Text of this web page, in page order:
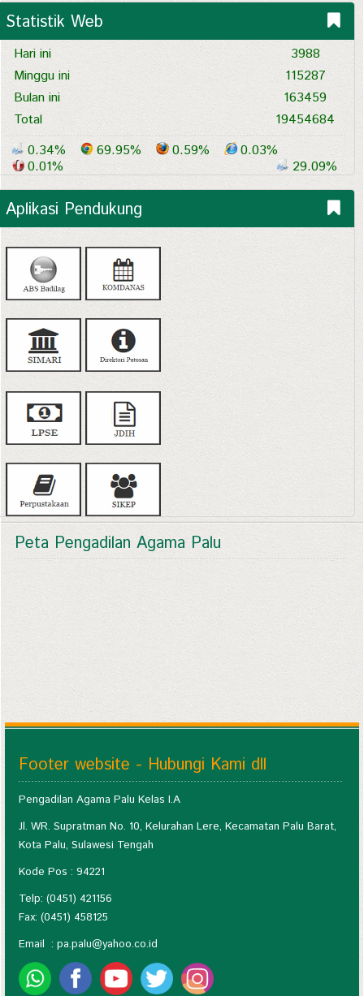
Statistik Web
Hari ini
Minggu ini
Bulan ini
Total
3988
115287
163459
19454684
0.34%
69.95% 0.59%
0.03%
0.01%
29.09%
Aplikasi Pendukung
Peta Pengadilan Agama Palu
Footer website - Hubungi Kami dll
Pengadilan Agama Palu Kelas I.A
Jl. WR. Supratman No. 10, Kelurahan Lere, Kecamatan Palu Barat,
Kota Palu, Sulawesi Tengah
Kode Pos : 94221
Telp: (0451) 421156
Fax: (0451) 458125
Email : pa.palu@yahoo.co.id